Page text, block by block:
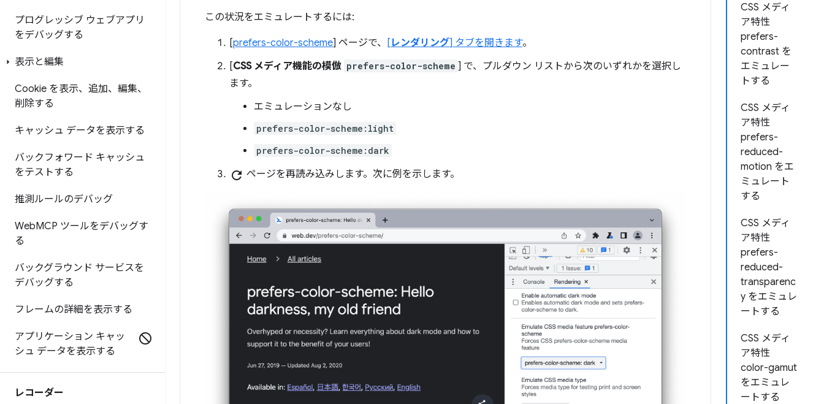
プログレッシブ ウェブアプリ
をデバッグする
表示と編集
Cookie を表示、追加、編集、
削除する
キャッシュ データを表示する
バックフォワード キャッシュ
をテストする
推測ルールのデバッグ
WebMCP ツールをデバッグす
る
バックグラウンド サービスを
デバッグする
フレームの詳細を表示する
アプリケーション キャッ
シュ データを表示する
レコーダー
CSS メディ
ア特性
prefers-
contrast を
エミュレー
トする
CSS メディ
ア特性
prefers-
reduced-
motion をエ
ミュレート
する
CSS メディ
ア特性
prefers-
reduced-
transparenc
y をエミュレ
ートする
CSS メディ
ア特性
color-gamut
をエミュレ
ートする
この状況をエミュレートするには:
[prefers-color-scheme] ページで、 [ レンダリング] タブを開きます。
[CSS メディア機能の模倣 prefers-color-scheme ] で、プルダウン リストから次のいずれかを選択し
ます。
エミュレーションなし
prefers-color-scheme:light
prefers-color-scheme:dark
refresh ページを再読み込みします。次に例を示します。